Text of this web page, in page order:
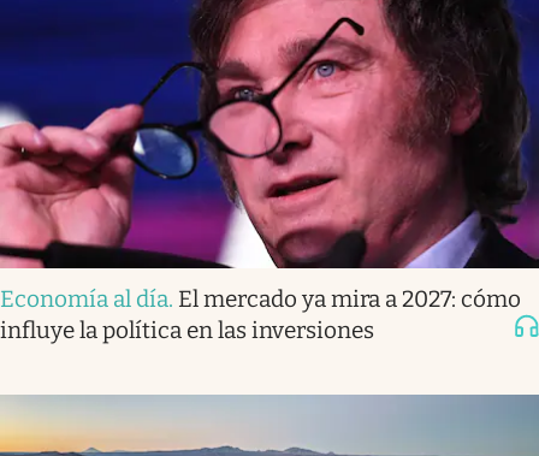
Economía al día. El mercado ya mira a 2027: cómo
influye la política en las inversiones